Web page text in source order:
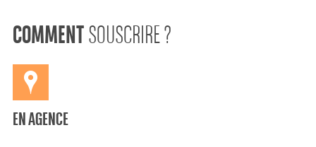
COMMENTSOUSCRIRE ?
EN AGENCE